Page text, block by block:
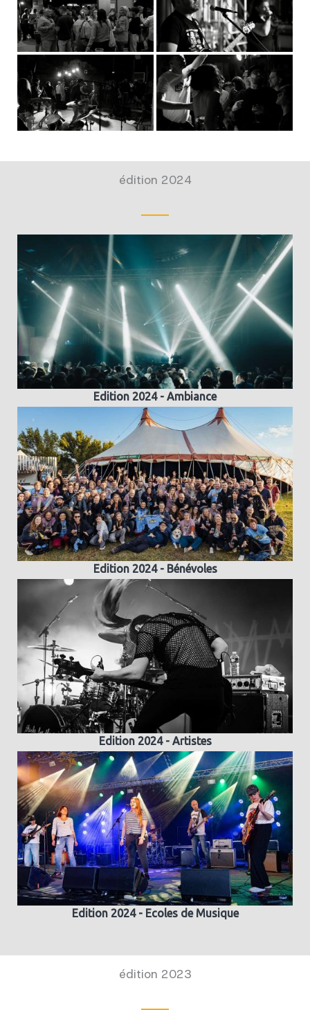
édition 2024
Edition 2024 - Ambiance
Edition 2024 - Bénévoles
Edition 2024 - Artistes
Edition 2024 - Ecoles de Musique
édition 2023